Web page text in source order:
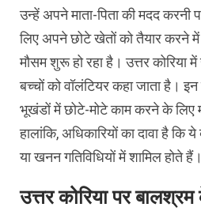
उन्हें अपने माता-पिता की मदद करनी
लिए अपने छोटे खेतों को तैयार करने में
मौसम शुरू हो रहा है। उत्तर कोरिया
बच्चों को वॉलंटियर कहा जाता है।
भूखंडों में छोटे-मोटे काम करने के लिए
हालांकि, अधिकारियों का दावा है
या खनन गतिविधियों में शामिल होते हैं।
उत्तर कोरिया पर